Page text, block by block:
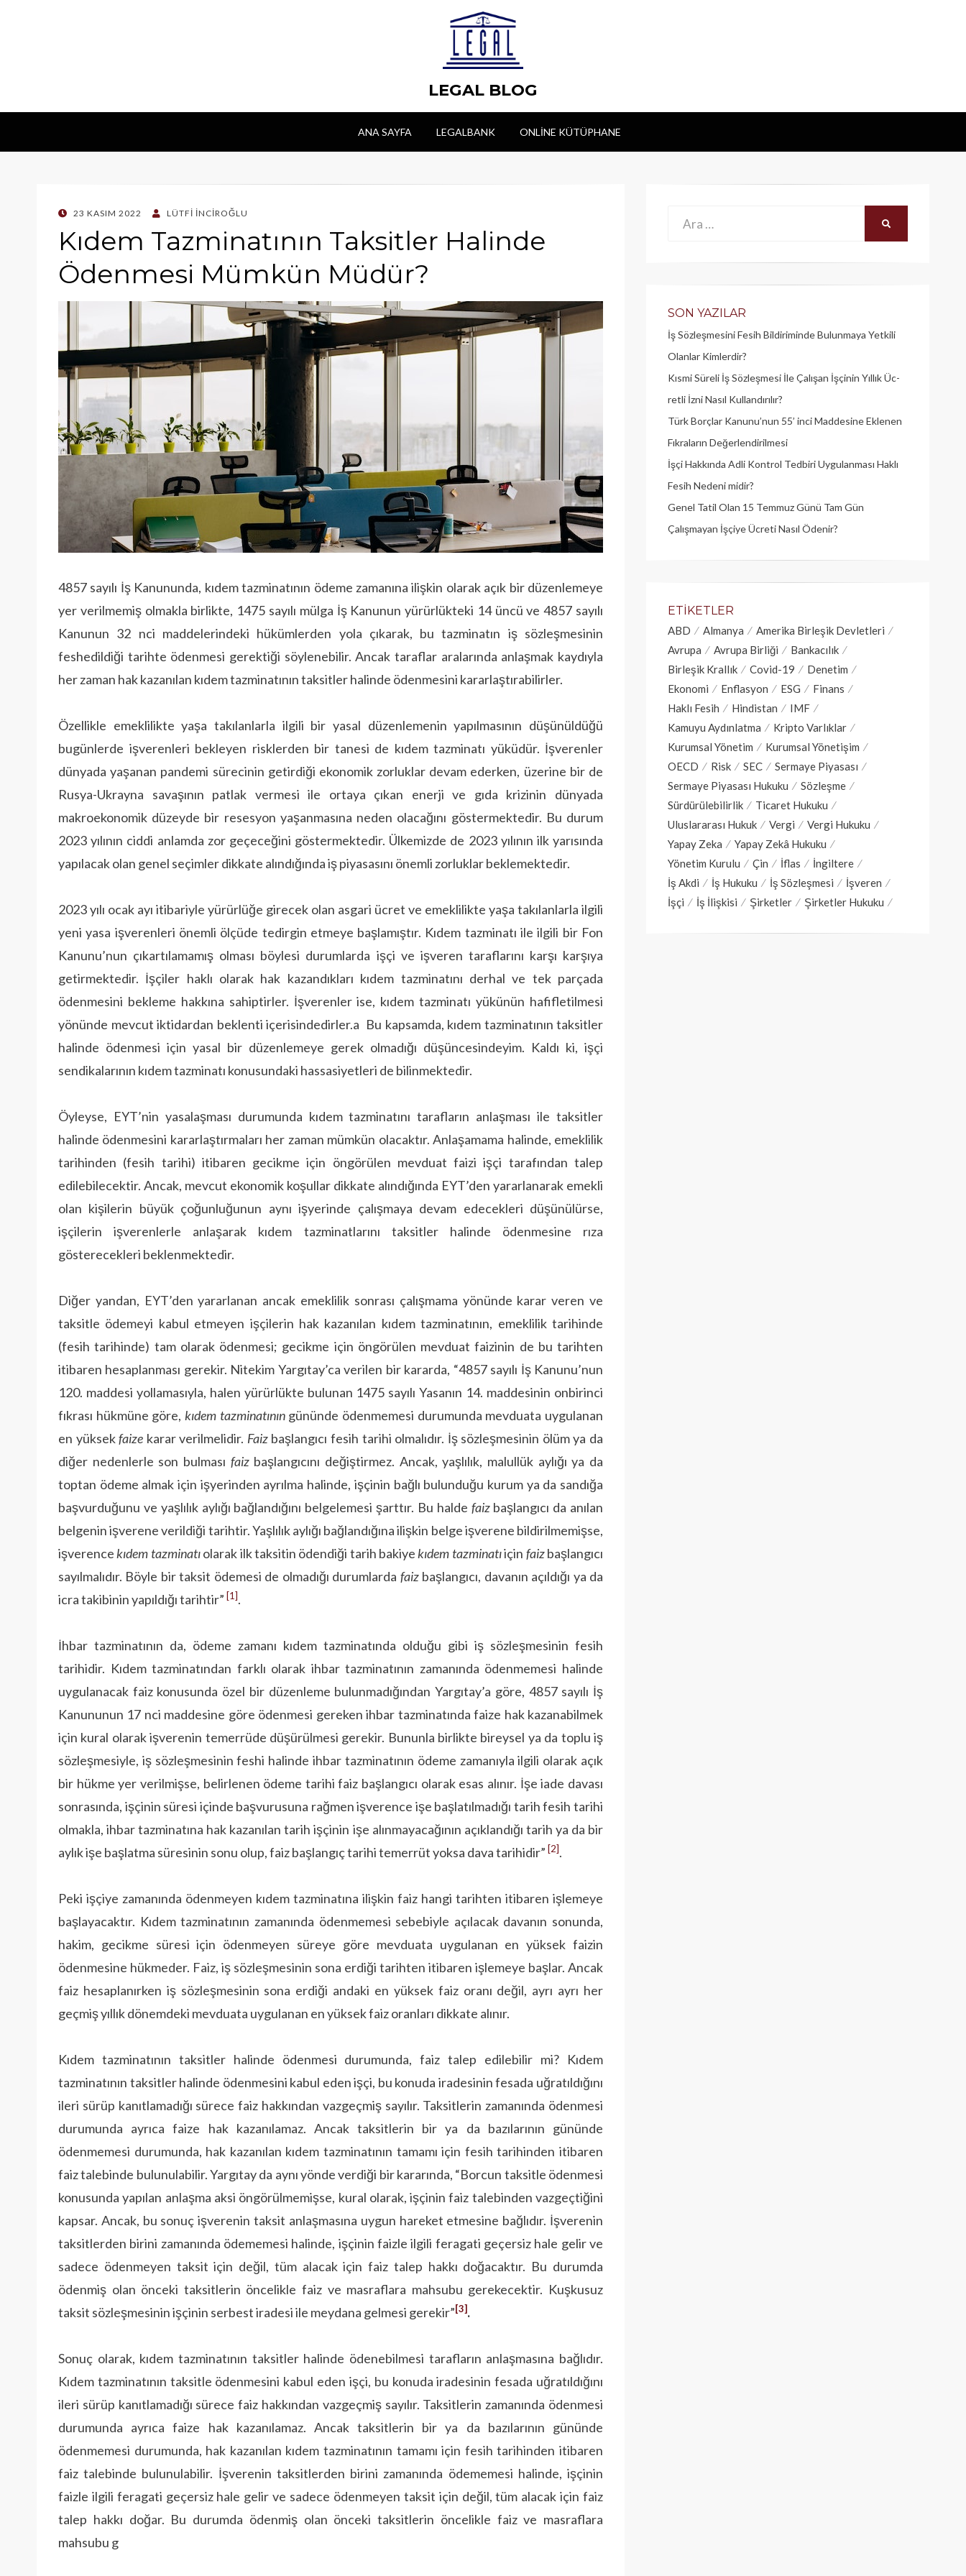
LEGAL BLOG
ANA SAYFA LEGALBANK ONLINE KÜTÜPHANE
POSTED
23 KASIM 2022 LÜTFI İNCIROĞLU
Kıdem Tazminatının Taksitler Halinde
Ödenmesi Mümkün Müdür?
4857 sayılı İş Kanununda, kıdem tazminatının ödeme zamanına ilişkin olarak açık bir düzenlemeye
yer verilmemiş olmakla birlikte, 1475 sayılı mülga İş Kanunun yürürlükteki 14 üncü ve 4857 sayılı
Kanunun 32 nci maddelerindeki hükümlerden yola çıkarak, bu tazminatın iş sözleşmesinin
feshedildiği tarihte ödenmesi gerektiği söylenebilir. Ancak taraflar aralarında anlaşmak kaydıyla
her zaman hak kazanılan kıdem tazminatının taksitler halinde ödenmesini kararlaştırabilirler.
Özellikle emeklilikte yaşa takılanlarla ilgili bir yasal düzenlemenin yapılmasının düşünüldüğü
bugünlerde işverenleri bekleyen risklerden bir tanesi de kıdem tazminatı yüküdür. İşverenler
dünyada yaşanan pandemi sürecinin getirdiği ekonomik zorluklar devam ederken, üzerine bir de
Rusya-Ukrayna savaşının patlak vermesi ile ortaya çıkan enerji ve gıda krizinin dünyada
makroekonomik düzeyde bir resesyon yaşanmasına neden olacağını göstermektedir. Bu durum
2023 yılının ciddi anlamda zor geçeceğini göstermektedir. Ülkemizde de 2023 yılının ilk yarısında
yapılacak olan genel seçimler dikkate alındığında iş piyasasını önemli zorluklar beklemektedir.
2023 yılı ocak ayı itibariyle yürürlüğe girecek olan asgari ücret ve emeklilikte yaşa takılanlarla ilgili
yeni yasa işverenleri önemli ölçüde tedirgin etmeye başlamıştır. Kıdem tazminatı ile ilgili bir Fon
Kanunu’nun çıkartılamamış olması böylesi durumlarda işçi ve işveren taraflarını karşı karşıya
getirmektedir. İşçiler haklı olarak hak kazandıkları kıdem tazminatını derhal ve tek parçada
ödenmesini bekleme hakkına sahiptirler. İşverenler ise, kıdem tazminatı yükünün hafifletilmesi
yönünde mevcut iktidardan beklenti içerisindedirler.a Bu kapsamda, kıdem tazminatının taksitler
halinde ödenmesi için yasal bir düzenlemeye gerek olmadığı düşüncesindeyim. Kaldı ki, işçi
sendikalarının kıdem tazminatı konusundaki hassasiyetleri de bilinmektedir.
Öyleyse, EYT’nin yasalaşması durumunda kıdem tazminatını tarafların anlaşması ile taksitler
halinde ödenmesini kararlaştırmaları her zaman mümkün olacaktır. Anlaşamama halinde, emeklilik
tarihinden (fesih tarihi) itibaren gecikme için öngörülen mevduat faizi işçi tarafından talep
edilebilecektir. Ancak, mevcut ekonomik koşullar dikkate alındığında EYT’den yararlanarak emekli
olan kişilerin büyük çoğunluğunun aynı işyerinde çalışmaya devam edecekleri düşünülürse,
işçilerin işverenlerle anlaşarak kıdem tazminatlarını taksitler halinde ödenmesine rıza
gösterecekleri beklenmektedir.
Diğer yandan, EYT’den yararlanan ancak emeklilik sonrası çalışmama yönünde karar veren ve
taksitle ödemeyi kabul etmeyen işçilerin hak kazanılan kıdem tazminatının, emeklilik tarihinde
(fesih tarihinde) tam olarak ödenmesi; gecikme için öngörülen mevduat faizinin de bu tarihten
itibaren hesaplanması gerekir. Nitekim Yargıtay’ca verilen bir kararda, “4857 sayılı İş Kanunu’nun
120. maddesi yollamasıyla, halen yürürlükte bulunan 1475 sayılı Yasanın 14. maddesinin onbirinci
fıkrası hükmüne göre, kıdem tazminatınıngününde ödenmemesi durumunda mevduata uygulanan
en yüksekfaize karar verilmelidir. Faizbaşlangıcı fesih tarihi olmalıdır. İş sözleşmesinin ölüm ya da
diğer nedenlerle son bulması faizbaşlangıcını değiştirmez. Ancak, yaşlılık, malullük aylığı ya da
toptan ödeme almak için işyerinden ayrılma halinde, işçinin bağlı bulunduğu kurum ya da sandığa
başvurduğunu ve yaşlılık aylığı bağlandığını belgelemesi şarttır. Bu halde faizbaşlangıcı da anılan
belgenin işverene verildiği tarihtir. Yaşlılık aylığı bağlandığına ilişkin belge işverene bildirilmemişse,
işverence kıdem tazminatıolarak ilk taksitin ödendiği tarih bakiye kıdem tazminatıiçin faizbaşlangıcı
sayılmalıdır. Böyle bir taksit ödemesi de olmadığı durumlarda faizbaşlangıcı, davanın açıldığı ya da
icra takibinin yapıldığı tarihtir” [1].
İhbar tazminatının da, ödeme zamanı kıdem tazminatında olduğu gibi iş sözleşmesinin fesih
tarihidir. Kıdem tazminatından farklı olarak ihbar tazminatının zamanında ödenmemesi halinde
uygulanacak faiz konusunda özel bir düzenleme bulunmadığından Yargıtay’a göre, 4857 sayılı İş
Kanununun 17 nci maddesine göre ödenmesi gereken ihbar tazminatında faize hak kazanabilmek
için kural olarak işverenin temerrüde düşürülmesi gerekir. Bununla birlikte bireysel ya da toplu iş
sözleşmesiyle, iş sözleşmesinin feshi halinde ihbar tazminatının ödeme zamanıyla ilgili olarak açık
bir hükme yer verilmişse, belirlenen ödeme tarihi faiz başlangıcı olarak esas alınır. İşe iade davası
sonrasında, işçinin süresi içinde başvurusuna rağmen işverence işe başlatılmadığı tarih fesih tarihi
olmakla, ihbar tazminatına hak kazanılan tarih işçinin işe alınmayacağının açıklandığı tarih ya da bir
aylık işe başlatma süresinin sonu olup, faiz başlangıç tarihi temerrüt yoksa dava tarihidir” [2].
Peki işçiye zamanında ödenmeyen kıdem tazminatına ilişkin faiz hangi tarihten itibaren işlemeye
başlayacaktır. Kıdem tazminatının zamanında ödenmemesi sebebiyle açılacak davanın sonunda,
hakim, gecikme süresi için ödenmeyen süreye göre mevduata uygulanan en yüksek faizin
ödenmesine hükmeder. Faiz, iş sözleşmesinin sona erdiği tarihten itibaren işlemeye başlar. Ancak
faiz hesaplanırken iş sözleşmesinin sona erdiği andaki en yüksek faiz oranı değil, ayrı ayrı her
geçmiş yıllık dönemdeki mevduata uygulanan en yüksek faiz oranları dikkate alınır.
Kıdem tazminatının taksitler halinde ödenmesi durumunda, faiz talep edilebilir mi? Kıdem
tazminatının taksitler halinde ödenmesini kabul eden işçi, bu konuda iradesinin fesada uğratıldığını
ileri sürüp kanıtlamadığı sürece faiz hakkından vazgeçmiş sayılır. Taksitlerin zamanında ödenmesi
durumunda ayrıca faize hak kazanılamaz. Ancak taksitlerin bir ya da bazılarının gününde
ödenmemesi durumunda, hak kazanılan kıdem tazminatının tamamı için fesih tarihinden itibaren
faiz talebinde bulunulabilir. Yargıtay da aynı yönde verdiği bir kararında, “Borcun taksitle ödenmesi
konusunda yapılan anlaşma aksi öngörülmemişse, kural olarak, işçinin faiz talebinden vazgeçtiğini
kapsar. Ancak, bu sonuç işverenin taksit anlaşmasına uygun hareket etmesine bağlıdır. İşverenin
taksitlerden birini zamanında ödememesi halinde, işçinin faizle ilgili feragati geçersiz hale gelir ve
sadece ödenmeyen taksit için değil, tüm alacak için faiz talep hakkı doğacaktır. Bu durumda
ödenmiş olan önceki taksitlerin öncelikle faiz ve masraflara mahsubu gerekecektir. Kuşkusuz
taksit sözleşmesinin işçinin serbest iradesi ile meydana gelmesi gerekir”[3].
Sonuç olarak, kıdem tazminatının taksitler halinde ödenebilmesi tarafların anlaşmasına bağlıdır.
Kıdem tazminatının taksitle ödenmesini kabul eden işçi, bu konuda iradesinin fesada uğratıldığını
ileri sürüp kanıtlamadığı sürece faiz hakkından vazgeçmiş sayılır. Taksitlerin zamanında ödenmesi
durumunda ayrıca faize hak kazanılamaz. Ancak taksitlerin bir ya da bazılarının gününde
ödenmemesi durumunda, hak kazanılan kıdem tazminatının tamamı için fesih tarihinden itibaren
faiz talebinde bulunulabilir. İşverenin taksitlerden birini zamanında ödememesi halinde, işçinin
faizle ilgili feragati geçersiz hale gelir ve sadece ödenmeyen taksit için değil, tüm alacak için faiz
talep hakkı doğar. Bu durumda ödenmiş olan önceki taksitlerin öncelikle faiz ve masraflara
mahsubu g
Ara:
SON YAZILAR
İş Sözleşmesini Fesih Bildiriminde Bulunmaya Yetkili
Olanlar Kimlerdir?
Kısmi Süreli İş Sözleşmesi İle Çalışan İşçinin Yıllık Üc­
retli İzni Nasıl Kullandırılır?
Türk Borçlar Kanunu’nun 55’ inci Maddesine Eklenen
Fıkraların Değerlendirilmesi
İşçi Hakkında Adli Kontrol Tedbiri Uygulanması Haklı
Fesih Nedeni midir?
Genel Tatil Olan 15 Temmuz Günü Tam Gün
Çalışmayan İşçiye Ücreti Nasıl Ödenir?
ETIKETLER
ABD Almanya
Amerika Birleşik Devletleri
Avrupa
Avrupa Birliği
Bankacılık
Birleşik Krallık
Covid-19
Denetim
Ekonomi
Enflasyon ESG
Finans
Haklı Fesih
Hindistan
IMF
Kamuyu Aydınlatma
Kripto Varlıklar
Kurumsal Yönetim
Kurumsal Yönetişim
OECD
Risk SEC
Sermaye Piyasası
Sermaye Piyasası Hukuku
Sözleşme
Sürdürülebilirlik
Ticaret Hukuku
Uluslararası Hukuk
Vergi
Vergi Hukuku
Yapay Zeka
Yapay Zekâ Hukuku
Yönetim Kurulu
Çin İflas
İngiltere
İş Akdi
İş Hukuku İş Sözleşmesi
İşveren
İşçi
İş İlişkisi Şirketler Şirketler Hukuku